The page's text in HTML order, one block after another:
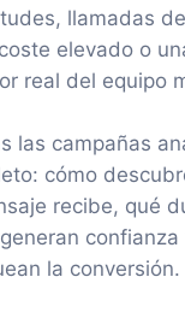
llamadas
elevado o
real del equipo
las campañas
cómo
recibe, qué
confianza
la conversión.